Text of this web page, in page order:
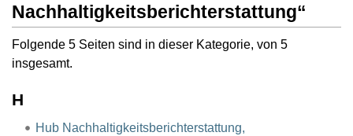
Nachhaltigkeitsberichterstattung“
Folgende 5 Seiten sind in dieser Kategorie, von 5
insgesamt.
H
Hub Nachhaltigkeitsberichterstattung,